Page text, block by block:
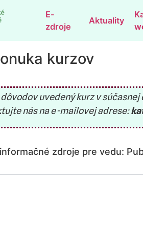
E-
zdroje
Aktuality
kurzov
uvedený kurz v
nás na e-mailovej adrese:
zdroje pre vedu: